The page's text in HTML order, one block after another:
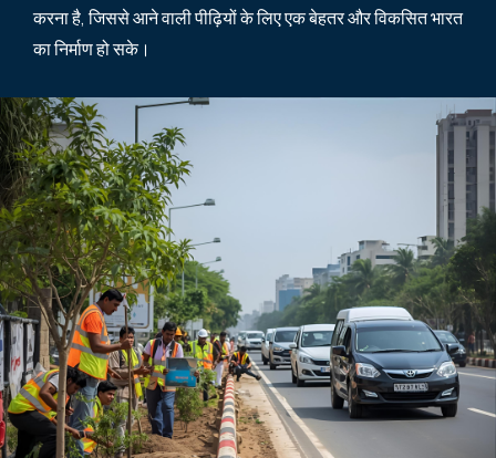
करना है, जिससे आने वाली पीढ़ियों के लिए एक बेहतर और विकसित भारत
का निर्माण हो सके।